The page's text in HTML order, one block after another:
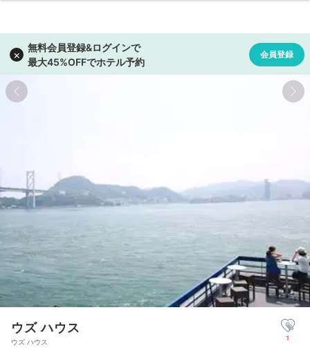
ウズ ハウス
ウズ ハウス 1